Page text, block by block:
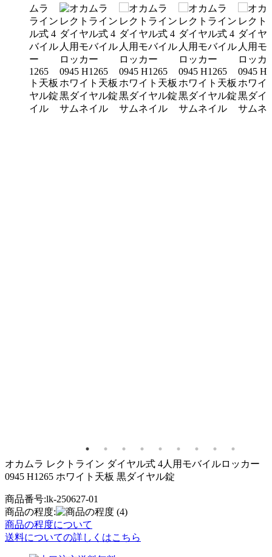
オカムラ レクトライン ダイヤル式 4人用モバイルロッカー
0945 H1265 ホワイト天板 黒ダイヤル錠
商品番号:lk-250627-01
商品の程度:
(4)
商品の程度について
送料についての詳しくはこちら